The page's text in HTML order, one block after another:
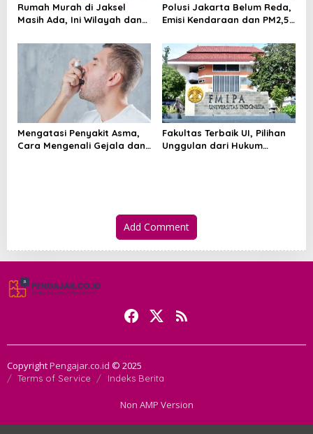
Rumah Murah di Jaksel
Masih Ada, Ini Wilayah dan
Polusi Jakarta Belum Reda,
Emisi Kendaraan dan PM2,5
Mengatasi Penyakit Asma,
Cara Mengenali Gejala dan
Fakultas Terbaik UI, Pilihan
Unggulan dari Hukum
Add Comment
CopyrightPengajar.co.id © 2025
Terms of Service Indeks Berita
Non AMP Version